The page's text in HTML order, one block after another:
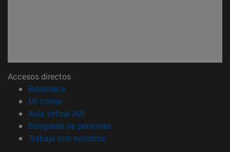
Accesos directos
Biblioteca
Mi correo(abre en nueva ventana)
Aula virtual ADI
Búsqueda de personas(abre en nueva ventana)
Trabaja con nosotros(abre en nueva ventana)